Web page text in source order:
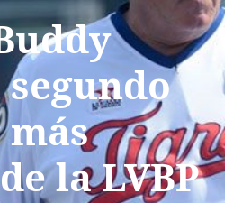
la LVBP